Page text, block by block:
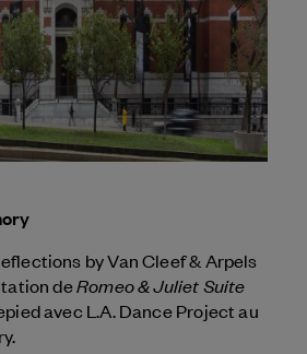
byVan Cleef & Arpels
deRomeo & Juliet Suite
avec L.A. Dance Project au